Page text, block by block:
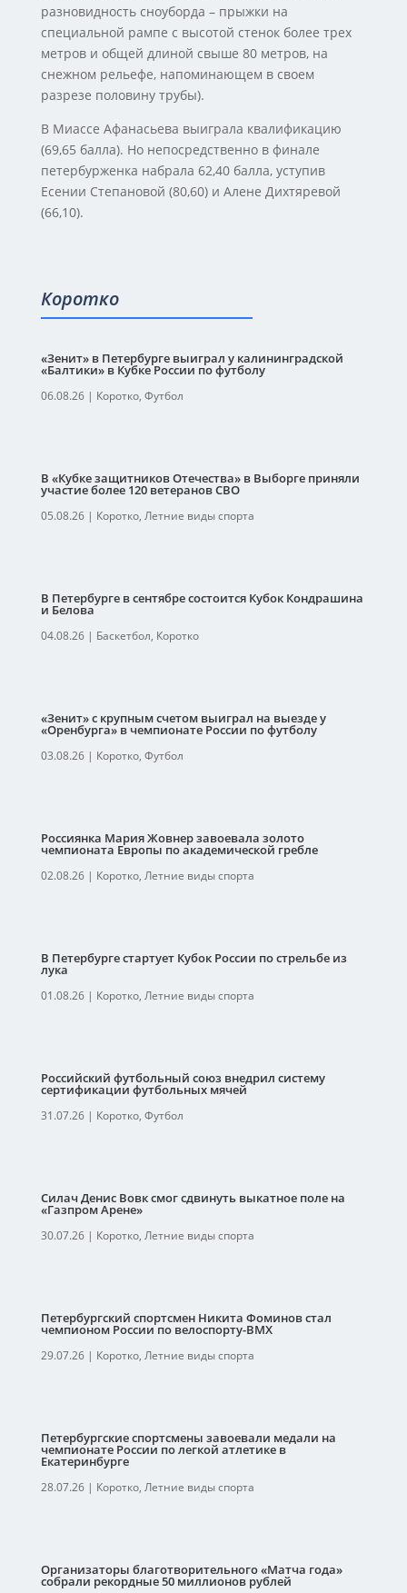
разновидность сноуборда – прыжки на
специальной рампе с высотой стенок более трех
метров и общей длиной свыше 80 метров, на
снежном рельефе, напоминающем в своем
разрезе половину трубы).
В Миассе Афанасьева выиграла квалификацию
(69,65 балла). Но непосредственно в финале
петербурженка набрала 62,40 балла, уступив
Есении Степановой (80,60) и Алене Дихтяревой
(66,10).
Коротко
«Зенит» в Петербурге выиграл у калининградской
«Балтики» в Кубке России по футболу
06.08.26| Коротко, Футбол
В «Кубке защитников Отечества» в Выборге приняли
участие более 120 ветеранов СВО
05.08.26| Коротко, Летние виды спорта
В Петербурге в сентябре состоится Кубок Кондрашина
и Белова
04.08.26| Баскетбол, Коротко
«Зенит» с крупным счетом выиграл на выезде у
«Оренбурга» в чемпионате России по футболу
03.08.26| Коротко, Футбол
Россиянка Мария Жовнер завоевала золото
чемпионата Европы по академической гребле
02.08.26| Коротко, Летние виды спорта
В Петербурге стартует Кубок России по стрельбе из
лука
01.08.26| Коротко, Летние виды спорта
Российский футбольный союз внедрил систему
сертификации футбольных мячей
31.07.26| Коротко, Футбол
Силач Денис Вовк смог сдвинуть выкатное поле на
«Газпром Арене»
30.07.26| Коротко, Летние виды спорта
Петербургский спортсмен Никита Фоминов стал
чемпионом России по велоспорту-ВМХ
29.07.26| Коротко, Летние виды спорта
Петербургские спортсмены завоевали медали на
чемпионате России по легкой атлетике в
Екатеринбурге
28.07.26| Коротко, Летние виды спорта
Организаторы благотворительного «Матча года»
собрали рекордные 50 миллионов рублей